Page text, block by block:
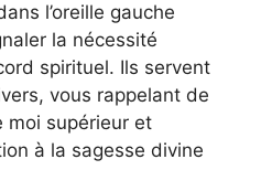
l’oreille gauche
la nécessité
spirituel. Ils servent
vous rappelant de
moi supérieur et
à la sagesse divine